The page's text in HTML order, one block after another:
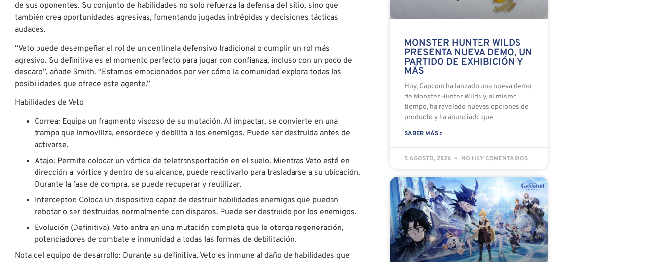
de sus oponentes. Su conjunto de habilidades no solo refuerza la defensa del sitio, sino que
también crea oportunidades agresivas, fomentando jugadas intrépidas y decisiones tácticas
audaces.
“Veto puede desempeñar el rol de un centinela defensivo tradicional o cumplir un rol más
agresivo. Su definitiva es el momento perfecto para jugar con confianza, incluso con un poco de
descaro”, añade Smith. “Estamos emocionados por ver cómo la comunidad explora todas las
posibilidades que ofrece este agente.”
Habilidades de Veto
Correa: Equipa un fragmento viscoso de su mutación. Al impactar, se convierte en una
trampa que inmoviliza, ensordece y debilita a los enemigos. Puede ser destruida antes de
activarse.
Atajo: Permite colocar un vórtice de teletransportación en el suelo. Mientras Veto esté en
dirección al vórtice y dentro de su alcance, puede reactivarlo para trasladarse a su ubicación.
Durante la fase de compra, se puede recuperar y reutilizar.
Interceptor: Coloca un dispositivo capaz de destruir habilidades enemigas que puedan
rebotar o ser destruidas normalmente con disparos. Puede ser destruido por los enemigos.
Evolución (Definitiva): Veto entra en una mutación completa que le otorga regeneración,
potenciadores de combate e inmunidad a todas las formas de debilitación.
Nota del equipo de desarrollo: Durante su definitiva, Veto es inmune al daño de habilidades que
MONSTER HUNTER WILDS
PRESENTA NUEVA DEMO, UN
PARTIDO DE EXHIBICIÓN Y
MÁS
Hoy, Capcom ha lanzado una nueva demo
de Monster Hunter Wilds y, al mismo
tiempo, ha revelado nuevas opciones de
producto y ha anunciado que
SABER MÁS »
5 AGOSTO, 2026 NO HAY COMENTARIOS